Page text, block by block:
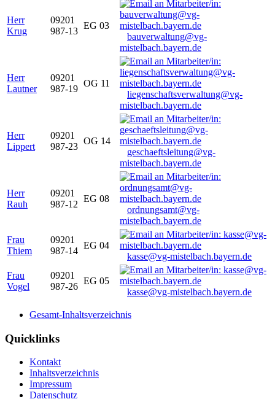
Herr
Krug
09201
987-13
EG 03
bauverwaltung@vg-
mistelbach.bayern.de
Herr
Lautner
09201
987-19
OG 11
liegenschaftsverwaltung@vg-
mistelbach.bayern.de
Herr
Lippert
09201
987-23
OG 14
geschaeftsleitung@vg-
mistelbach.bayern.de
Herr
Rauh
09201
987-12
EG 08
ordnungsamt@vg-
mistelbach.bayern.de
Frau
Thiem
09201
987-14
EG 04
kasse@vg-mistelbach.bayern.de
Frau
Vogel
09201
987-26
EG 05
kasse@vg-mistelbach.bayern.de
Gesamt-Inhaltsverzeichnis
Quicklinks
Kontakt
Inhaltsverzeichnis
Impressum
Datenschutz